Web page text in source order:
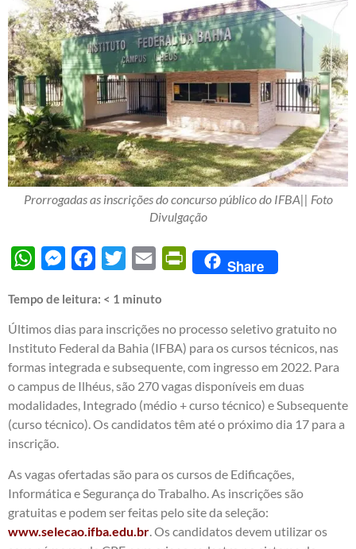
Prorrogadas as inscrições do concurso público do IFBA|| Foto
Divulgação
WhatsAppMessengerFacebook
Twitter Email PrintFriendly
Share
Tempo de leitura: < 1 minuto
Últimos dias para inscrições no processo seletivo gratuito no
Instituto Federal da Bahia (IFBA) para os cursos técnicos, nas
formas integrada e subsequente, com ingresso em 2022. Para
o campus de Ilhéus, são 270 vagas disponíveis em duas
modalidades, Integrado (médio + curso técnico) e Subsequente
(curso técnico). Os candidatos têm até o próximo dia 17 para a
inscrição.
As vagas ofertadas são para os cursos de Edificações,
Informática e Segurança do Trabalho. As inscrições são
gratuitas e podem ser feitas pelo site da seleção:
www.selecao.ifba.edu.br . Os candidatos devem utilizar os